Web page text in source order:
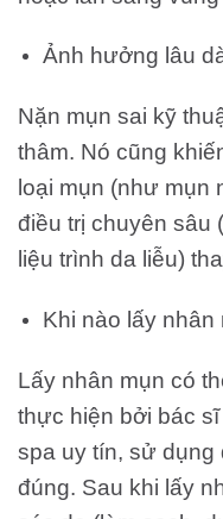
Ảnh hưởng lâu
Nặn mụn sai kỹ
thâm. Nó cũng
loại mụn (như mụn
điều trị chuyên sâu
liệu trình da liễu)
Khi nào lấy nhân
Lấy nhân mụn có
thực hiện bởi bác
spa uy tín, sử dụng
đúng. Sau khi lấy